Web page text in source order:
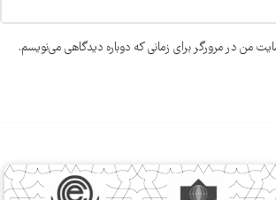
من در مرورگر برای زمانی که دوباره دیدگاهی می‌نویسم.